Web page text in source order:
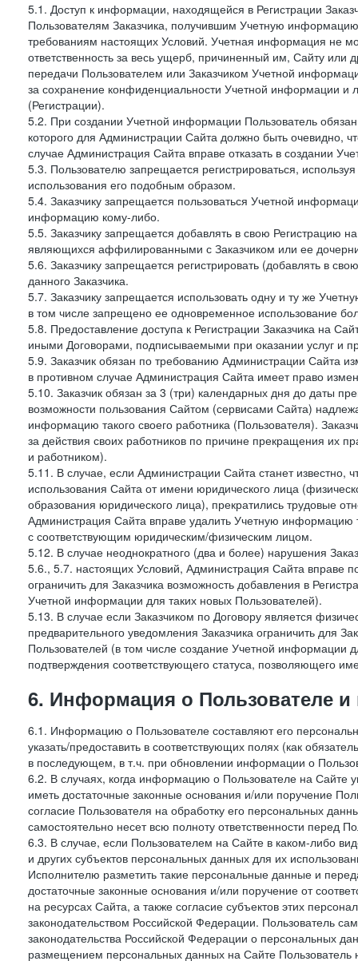
5.1. Доступ к информации, находящейся в Регистрации
Пользователям Заказчика, получившим Учетную
требованиям настоящих Условий. Учетная информация не
ответственность за весь ущерб, причиненный им, Сайту
передачи Пользователем или Заказчиком Учетной
за сохранение конфиденциальности Учетной информации
(Регистрации).
5.2. При создании Учетной информации Пользователь
которого для Администрации Сайта должно быть очевидно,
случае Администрация Сайта вправе отказать в создании
5.3. Пользователю запрещается регистрироваться,
использования его подобным образом.
5.4. Заказчику запрещается пользоваться Учетной
информацию кому-либо.
5.5. Заказчику запрещается добавлять в свою Регистрацию
являющихся аффилированными с Заказчиком или ее
5.6. Заказчику запрещается регистрировать (добавлять в
данного Заказчика.
5.7. Заказчику запрещается использовать одну и ту же
в том числе запрещено ее одновременное использование
5.8. Предоставление доступа к Регистрации Заказчика на
иными Договорами, подписываемыми при оказании услуг и
5.9. Заказчик обязан по требованию Администрации Сайта
в противном случае Администрация Сайта имеет право
5.10. Заказчик обязан за 3 (три) календарных дня до даты
возможности пользования Сайтом (сервисами Сайта)
информацию такого своего работника (Пользователя).
за действия своих работников по причине прекращения их
и работником).
5.11. В случае, если Администрации Сайта станет
использования Сайта от имени юридического лица
образования юридического лица), прекратились трудовые
Администрация Сайта вправе удалить Учетную информацию
с соответствующим юридическим/физическим лицом.
5.12. В случае неоднократного (два и более) нарушения
5.6., 5.7. настоящих Условий, Администрация Сайта вправе
ограничить для Заказчика возможность добавления в
Учетной информации для таких новых Пользователей).
5.13. В случае если Заказчиком по Договору является
предварительного уведомления Заказчика ограничить для
Пользователей (в том числе создание Учетной информации
подтверждения соответствующего статуса, позволяющего
6. Информация о Пользователе
6.1. Информацию о Пользователе составляют его
указать/предоставить в соответствующих полях (как
в последующем, в т.ч. при обновлении информации о
6.2. В случаях, когда информацию о Пользователе на Сайте
иметь достаточные законные основания и/или поручение
согласие Пользователя на обработку его персональных
самостоятельно несет всю полноту ответственности перед
6.3. В случае, если Пользователем на Сайте в каком-либо
и других субъектов персональных данных для их
Исполнителю разметить такие персональные данные и
достаточные законные основания и/или поручение от
на ресурсах Сайта, а также согласие субъектов этих
законодательством Российской Федерации. Пользователь
законодательства Российской Федерации о персональных
размещением персональных данных на Сайте Пользователь